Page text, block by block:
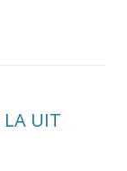
LA UIT